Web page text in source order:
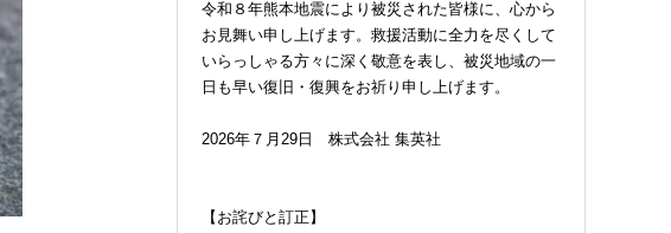
令和８年熊本地震により被災された皆様に、心から
お見舞い申し上げます。救援活動に全力を尽くして
いらっしゃる方々に深く敬意を表し、被災地域の一
日も早い復旧・復興をお祈り申し上げます。
2026年７月29日 株式会社 集英社
【お詫びと訂正】